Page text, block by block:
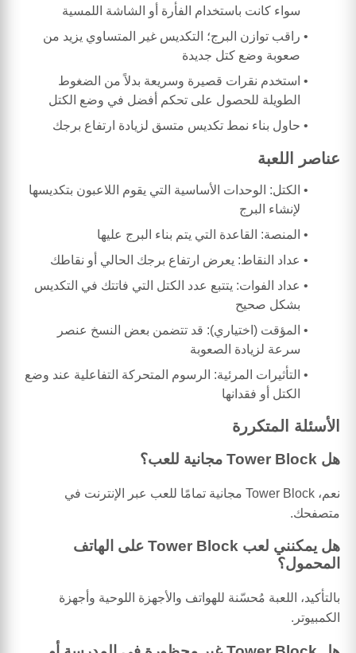
سواء كانت باستخدام الفأرة أو الشاشة اللمسية
راقب توازن البرج؛ التكديس غير المتساوي يزيد من
صعوبة وضع كتل جديدة
استخدم نقرات قصيرة وسريعة بدلاً من الضغوط
الطويلة للحصول على تحكم أفضل في وضع الكتل
حاول بناء نمط تكديس متسق لزيادة ارتفاع برجك
عناصر اللعبة
الكتل: الوحدات الأساسية التي يقوم اللاعبون بتكديسها
لإنشاء البرج
المنصة: القاعدة التي يتم بناء البرج عليها
عداد النقاط: يعرض ارتفاع برجك الحالي أو نقاطك
عداد الفوات: يتتبع عدد الكتل التي فاتتك في التكديس
بشكل صحيح
المؤقت (اختياري): قد تتضمن بعض النسخ عنصر
سرعة لزيادة الصعوبة
التأثيرات المرئية: الرسوم المتحركة التفاعلية عند وضع
الكتل أو فقدانها
الأسئلة المتكررة
هل Tower Block مجانية للعب؟
نعم، Tower Block مجانية تمامًا للعب عبر الإنترنت في
متصفحك.
هل يمكنني لعب Tower Block على الهاتف
المحمول؟
بالتأكيد، اللعبة مُحسّنة للهواتف والأجهزة اللوحية وأجهزة
الكمبيوتر.